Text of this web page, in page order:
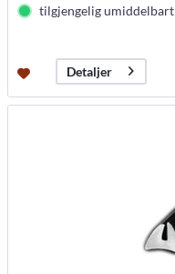
tilgjengelig umiddelbart
Detaljer